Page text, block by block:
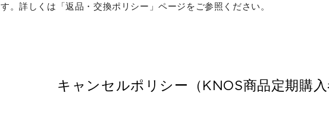
す。詳しくは「返品・交換ポリシー」ページをご参照ください。
キャンセルポリシー（KNOS商品定期購入